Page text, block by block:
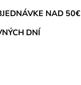
NAD 50€
DNÍ